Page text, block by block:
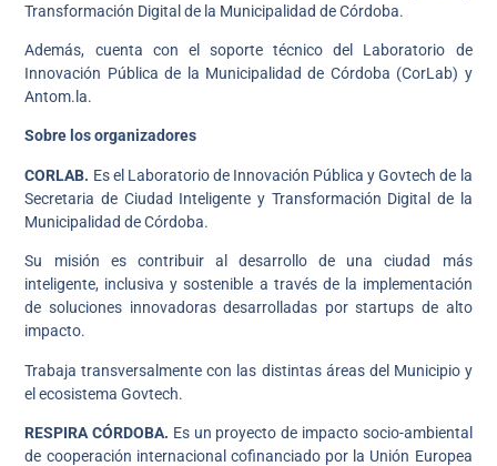
Transformación Digital de la Municipalidad de Córdoba.
Además, cuenta con el soporte técnico del Laboratorio de
Innovación Pública de la Municipalidad de Córdoba (CorLab) y
Antom.la.
Sobre los organizadores
CORLAB. Es el Laboratorio de Innovación Pública y Govtech de la
Secretaria de Ciudad Inteligente y Transformación Digital de la
Municipalidad de Córdoba.
Su misión es contribuir al desarrollo de una ciudad más
inteligente, inclusiva y sostenible a través de la implementación
de soluciones innovadoras desarrolladas por startups de alto
impacto.
Trabaja transversalmente con las distintas áreas del Municipio y
el ecosistema Govtech.
RESPIRA CÓRDOBA. Es un proyecto de impacto socio-ambiental
de cooperación internacional cofinanciado por la Unión Europea